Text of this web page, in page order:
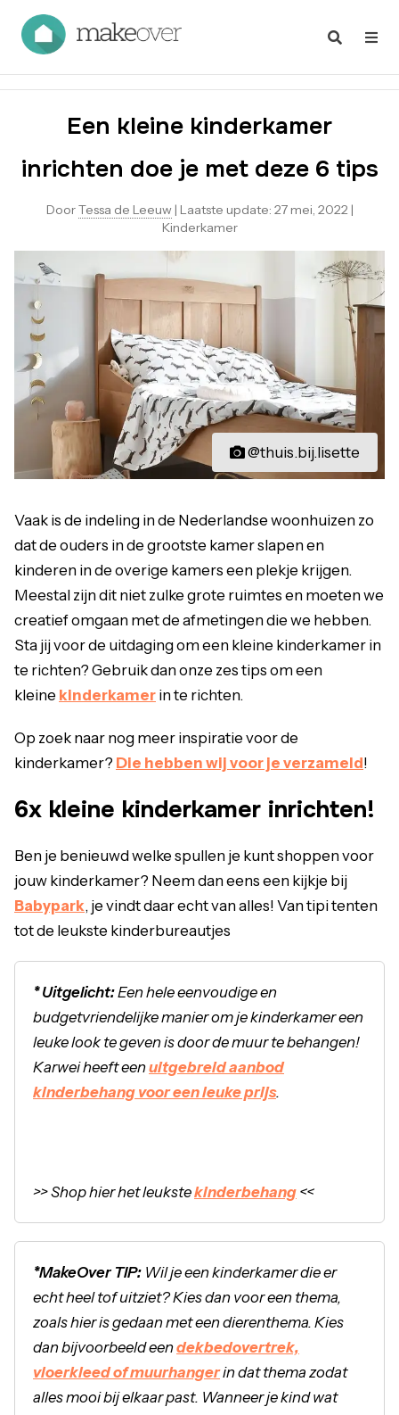
Een kleine kinderkamer
inrichten doe je met deze 6 tips
DoorTessa de Leeuw | Laatste update: 27 mei, 2022 |
Kinderkamer
@thuis.bij.lisette
Vaak is de indeling in de Nederlandse woonhuizen zo
dat de ouders in de grootste kamer slapen en
kinderen in de overige kamers een plekje krijgen.
Meestal zijn dit niet zulke grote ruimtes en moeten we
creatief omgaan met de afmetingen die we hebben.
Sta jij voor de uitdaging om een kleine kinderkamer in
te richten? Gebruik dan onze zes tips om een
kleine kinderkamer in te richten.
Op zoek naar nog meer inspiratie voor de
kinderkamer? Die hebben wij voor je verzameld!
6x kleine kinderkamer inrichten!
Ben je benieuwd welke spullen je kunt shoppen voor
jouw kinderkamer? Neem dan eens een kijkje bij
Babypark, je vindt daar echt van alles! Van tipi tenten
tot de leukste kinderbureautjes
* Uitgelicht:Een hele eenvoudige en
budgetvriendelijke manier om je kinderkamer een
leuke look te geven is door de muur te behangen!
Karwei heeft eenuitgebreid aanbod
kinderbehang voor een leuke prijs.
>> Shop hier het leukstekinderbehang <<
*MakeOver TIP: Wil je een kinderkamer die er
echt heel tof uitziet? Kies dan voor een thema,
zoals hier is gedaan met een dierenthema. Kies
dan bijvoorbeeld eendekbedovertrek,
vloerkleed of muurhangerin dat thema zodat
alles mooi bij elkaar past. Wanneer je kind wat